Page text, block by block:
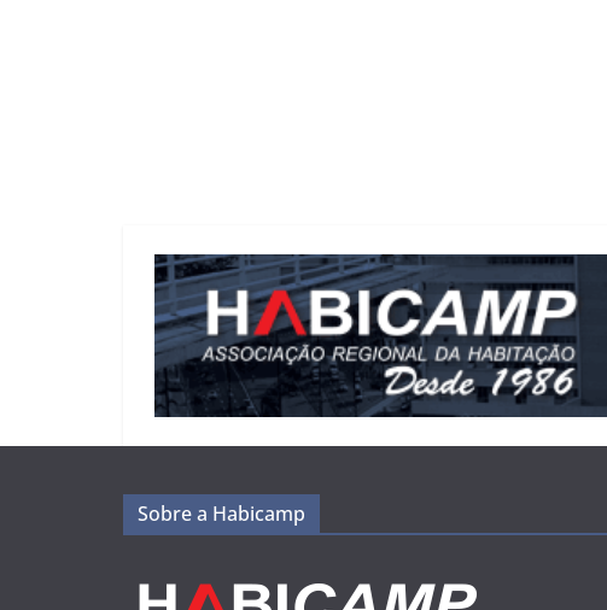
Sobre a Habicamp